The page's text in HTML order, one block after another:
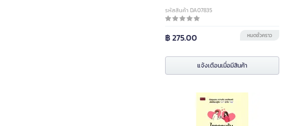
รหัสสินค้า DA07835
฿ 275.00 หมดชั่วคราว
แจ้งเตือนเมื่อมีสินค้า